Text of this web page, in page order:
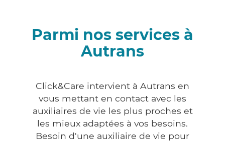
Parmi nos services à
Autrans
Click&Care intervient à Autrans en
vous mettant en contact avec les
auxiliaires de vie les plus proches et
les mieux adaptées à vos besoins.
Besoin d'une auxiliaire de vie pour